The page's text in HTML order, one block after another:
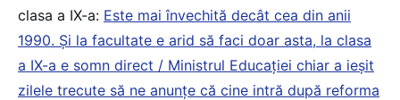
clasa a IX-a: Este mai învechită decât cea din anii
1990. Și la facultate e arid să faci doar asta, la clasa
a IX-a e somn direct / Ministrul Educației chiar a ieșit
zilele trecute să ne anunțe că cine intră după reforma